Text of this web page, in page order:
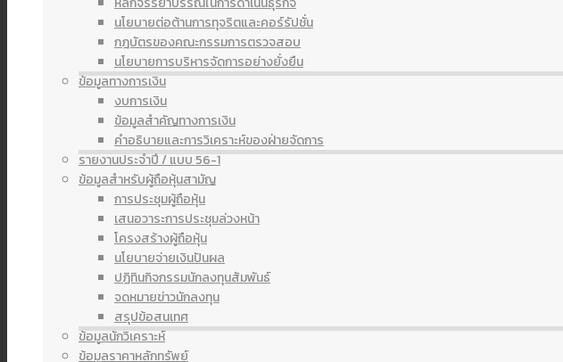
นโยบายต่อต้านการทุจริตและคอร์รัปชั่น
กฎบัตรของคณะกรรมการตรวจสอบ
นโยบายการบริหารจัดการอย่างยั่งยืน
ข้อมูลทางการเงิน
งบการเงิน
ข้อมูลสำคัญทางการเงิน
คำอธิบายและการวิเคราะห์ของฝ่ายจัดการ
รายงานประจำปี / แบบ 56-1
ข้อมูลสำหรับผู้ถือหุ้นสามัญ
การประชุมผู้ถือหุ้น
เสนอวาระการประชุมล่วงหน้า
โครงสร้างผู้ถือหุ้น
นโยบายจ่ายเงินปันผล
ปฏิทินกิจกรรมนักลงทุนสัมพันธ์
จดหมายข่าวนักลงทุน
สรุปข้อสนเทศ
ข้อมูลนักวิเคราะห์
ข้อมูลราคาหลักทรัพย์